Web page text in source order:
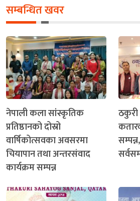
सम्बन्धित खवर
नेपाली कला सांस्कृतिक
प्रतिष्ठानको दोस्रो
वार्षिकोत्सवका अवसरमा
चियापान तथा अन्तरसंवाद
कार्यक्रम सम्पन्न